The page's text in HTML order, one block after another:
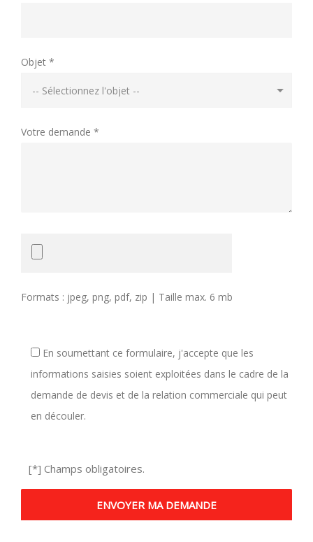
Objet *
Votre demande *
Formats : jpeg, png, pdf, zip | Taille max. 6 mb
En soumettant ce formulaire, j'accepte que les
informations saisies soient exploitées dans le cadre de la
demande de devis et de la relation commerciale qui peut
en découler.
[*] Champs obligatoires.